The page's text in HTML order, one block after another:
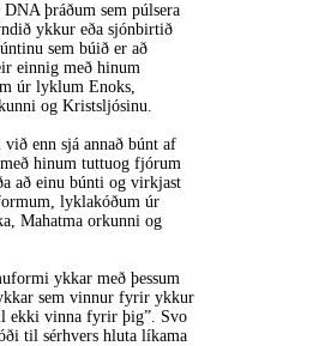
þráðum sem púlsera
ykkur eða sjónbirtið
sem búið er að
einnig með hinum
úr lyklum Enoks,
og Kristsljósinu.
enn sjá annað búnt af
hinum tuttuog fjórum
að einu búnti og virkjast
lyklakóðum úr
Mahatma orkunni og
ykkar með þessum
sem vinnur fyrir ykkur
ekki vinna fyrir þig”. Svo
til sérhvers hluta líkama